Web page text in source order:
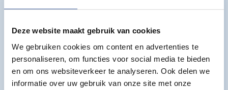
Deze website maakt gebruik van cookies
We gebruiken cookies om content en advertenties te
personaliseren, om functies voor social media te bieden
en om ons websiteverkeer te analyseren. Ook delen we
informatie over uw gebruik van onze site met onze